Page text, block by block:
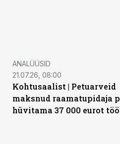
ANALÜÜSID
21.07.26, 08:00
Kohtusaalist | Petuarveid
maksnud raamatupidaja
hüvitama 37 000 eurot